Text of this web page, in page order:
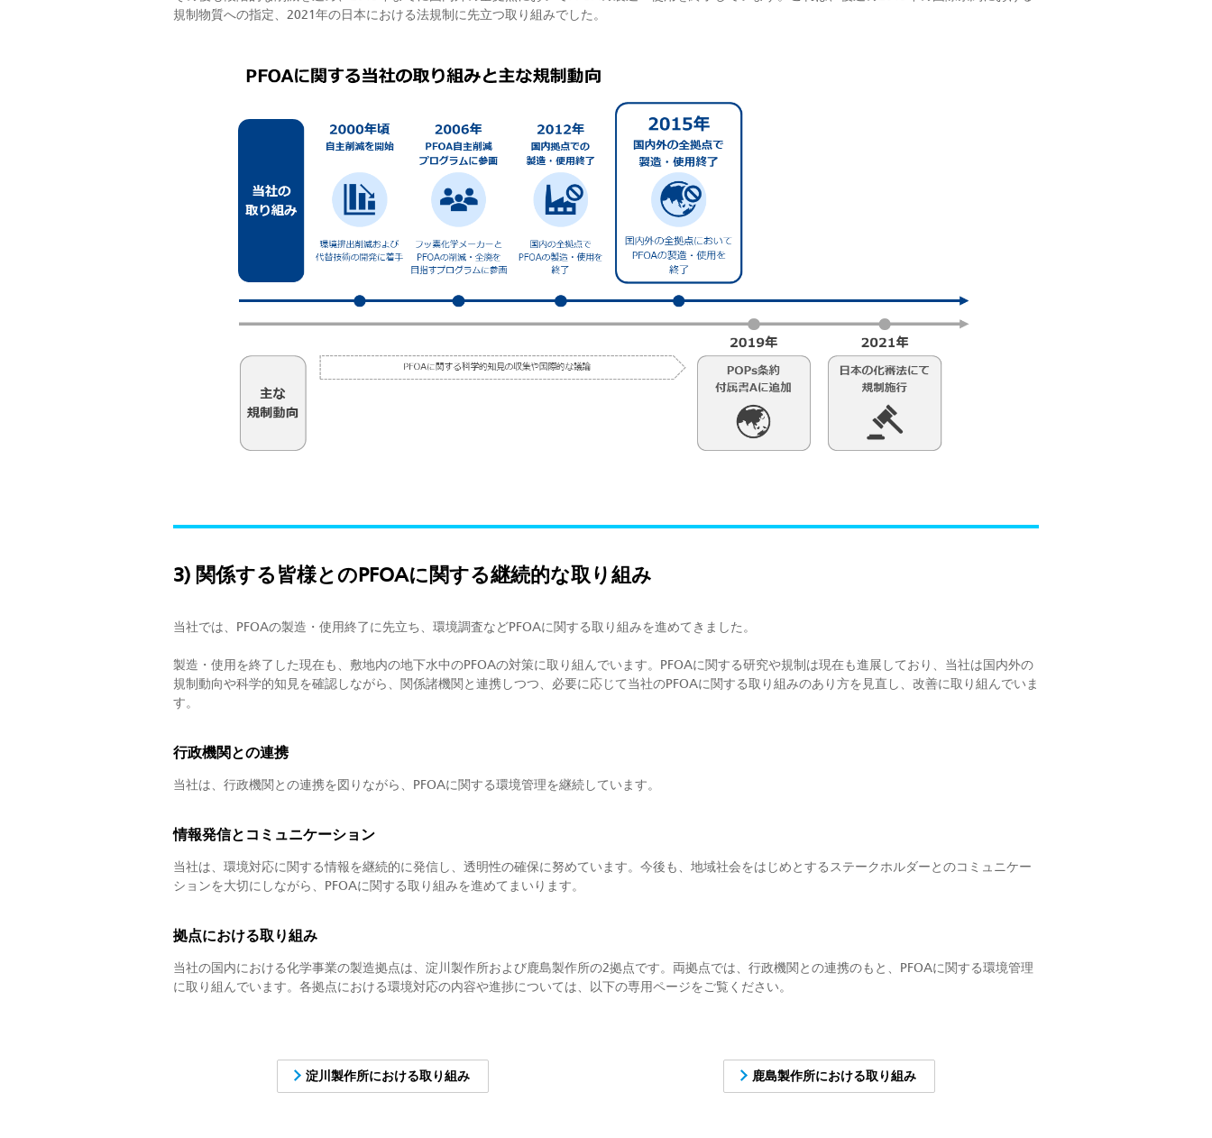
規制物質への指定、2021年の日本における法規制に先立つ取り組みでした。
3) 関係する皆様とのPFOAに関する継続的な取り組み
当社では、PFOAの製造・使用終了に先立ち、環境調査などPFOAに関する取り組みを進めてきました。
製造・使用を終了した現在も、敷地内の地下水中のPFOAの対策に取り組んでいます。PFOAに関する研究や規制は現在も進展しており、当社は国内外の
規制動向や科学的知見を確認しながら、関係諸機関と連携しつつ、必要に応じて当社のPFOAに関する取り組みのあり方を見直し、改善に取り組んでいま
す。
行政機関との連携
当社は、行政機関との連携を図りながら、PFOAに関する環境管理を継続しています。
情報発信とコミュニケーション
当社は、環境対応に関する情報を継続的に発信し、透明性の確保に努めています。今後も、地域社会をはじめとするステークホルダーとのコミュニケー
ションを大切にしながら、PFOAに関する取り組みを進めてまいります。
拠点における取り組み
当社の国内における化学事業の製造拠点は、淀川製作所および鹿島製作所の2拠点です。両拠点では、行政機関との連携のもと、PFOAに関する環境管理
に取り組んでいます。各拠点における環境対応の内容や進捗については、以下の専用ページをご覧ください。
淀川製作所における取り組み 鹿島製作所における取り組み